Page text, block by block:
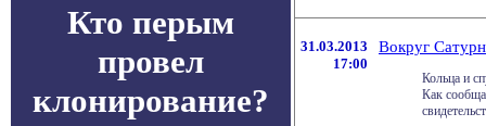
Кто перым
провел
клонирование?
31.03.2013
17:00
Вокруг
Кольца и
Как